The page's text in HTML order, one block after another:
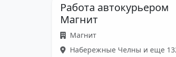
Работа автокурьером
Магнит
Магнит
Набережные Челны и еще